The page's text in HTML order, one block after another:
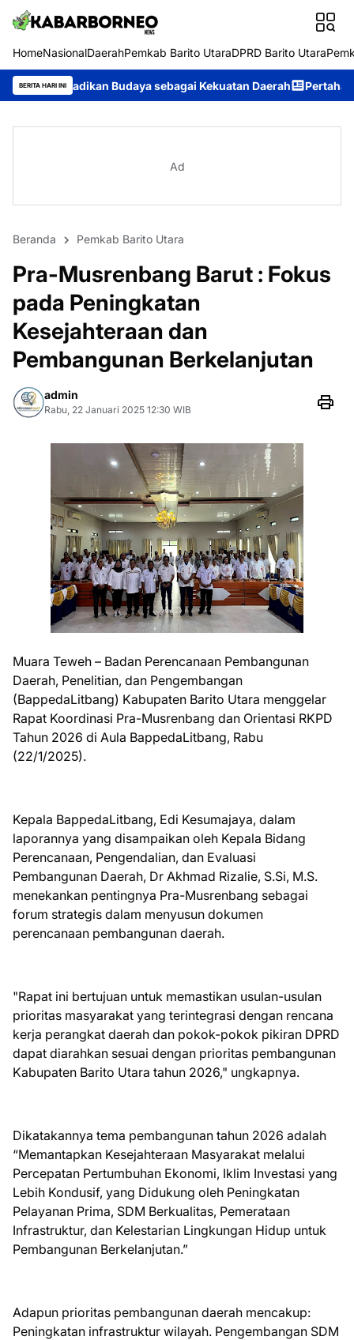
HomeNasionalDaerahPemkab Barito UtaraDPRD Barito Utara
BERITA HARI INIsebagai Kekuatan Daerah Pertahankan Prestasi,
Ad
Beranda Pemkab Barito Utara
Pra-Musrenbang Barut : Fokus
pada Peningkatan
Kesejahteraan dan
Pembangunan Berkelanjutan
admin
Rabu, 22 Januari 2025 12:30 WIB
Muara Teweh – Badan Perencanaan Pembangunan
Daerah, Penelitian, dan Pengembangan
(BappedaLitbang) Kabupaten Barito Utara menggelar
Rapat Koordinasi Pra-Musrenbang dan Orientasi RKPD
Tahun 2026 di Aula BappedaLitbang, Rabu
(22/1/2025).
Kepala BappedaLitbang, Edi Kesumajaya, dalam
laporannya yang disampaikan oleh Kepala Bidang
Perencanaan, Pengendalian, dan Evaluasi
Pembangunan Daerah, Dr Akhmad Rizalie, S.Si, M.S.
menekankan pentingnya Pra-Musrenbang sebagai
forum strategis dalam menyusun dokumen
perencanaan pembangunan daerah.
"Rapat ini bertujuan untuk memastikan usulan-usulan
prioritas masyarakat yang terintegrasi dengan rencana
kerja perangkat daerah dan pokok-pokok pikiran DPRD
dapat diarahkan sesuai dengan prioritas pembangunan
Kabupaten Barito Utara tahun 2026," ungkapnya.
Dikatakannya tema pembangunan tahun 2026 adalah
“Memantapkan Kesejahteraan Masyarakat melalui
Percepatan Pertumbuhan Ekonomi, Iklim Investasi yang
Lebih Kondusif, yang Didukung oleh Peningkatan
Pelayanan Prima, SDM Berkualitas, Pemerataan
Infrastruktur, dan Kelestarian Lingkungan Hidup untuk
Pembangunan Berkelanjutan.”
Adapun prioritas pembangunan daerah mencakup:
Peningkatan infrastruktur wilayah. Pengembangan SDM